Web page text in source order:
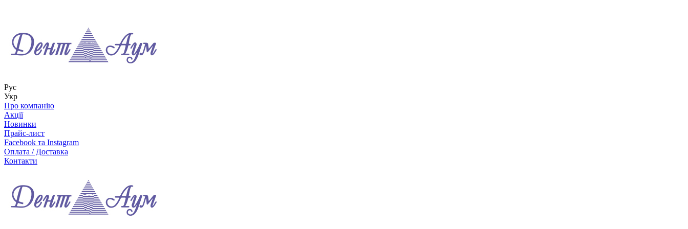
Рус
Укр
Про компанію
Акції
Новинки
Прайс-лист
Facebook та Instagram
Оплата / Доставка
Контакти